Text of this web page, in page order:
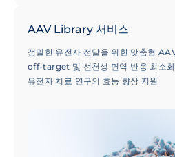
AAV Library 서비스
정밀한 유전자 전달을 위한 맞춤형
off-target 및 선천성 면역 반응 최소화
유전자 치료 연구의 효능 향상 지원